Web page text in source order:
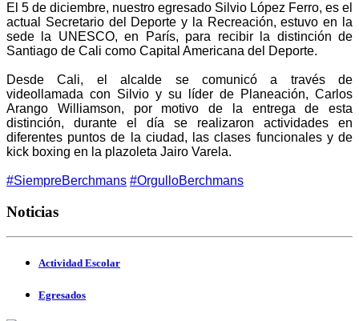
El 5 de diciembre, nuestro egresado Silvio López Ferro, es el
actual Secretario del Deporte y la Recreación, estuvo en la
sede la UNESCO, en París, para recibir la distinción de
Santiago de Cali como Capital Americana del Deporte.
Desde Cali, el alcalde se comunicó a través de
videollamada con Silvio y su líder de Planeación, Carlos
Arango Williamson, por motivo de la entrega de esta
distinción, durante el día se realizaron actividades en
diferentes puntos de la ciudad, las clases funcionales y de
kick boxing en la plazoleta Jairo Varela.
#SiempreBerchmans #OrgulloBerchmans
Noticias
Actividad Escolar
Egresados